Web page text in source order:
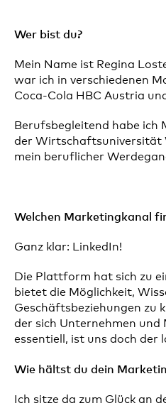
Wer bist du?
Mein Name ist Regina
war ich in verschiedenen
Coca-Cola HBC Austria
Berufsbegleitend habe ich
der Wirtschaftsuniversität
mein beruflicher
Welchen Marketingkanal
Ganz klar: LinkedIn!
Die Plattform hat sich zu
bietet die Möglichkeit,
Geschäftsbeziehungen zu
der sich Unternehmen
essentiell, ist uns doch
Wie hältst du dein
Ich sitze da zum Glück an